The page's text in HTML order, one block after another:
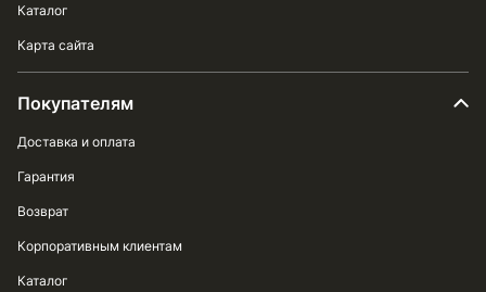
Каталог
Карта сайта
Покупателям
Доставка и оплата
Гарантия
Возврат
Корпоративным клиентам
Каталог